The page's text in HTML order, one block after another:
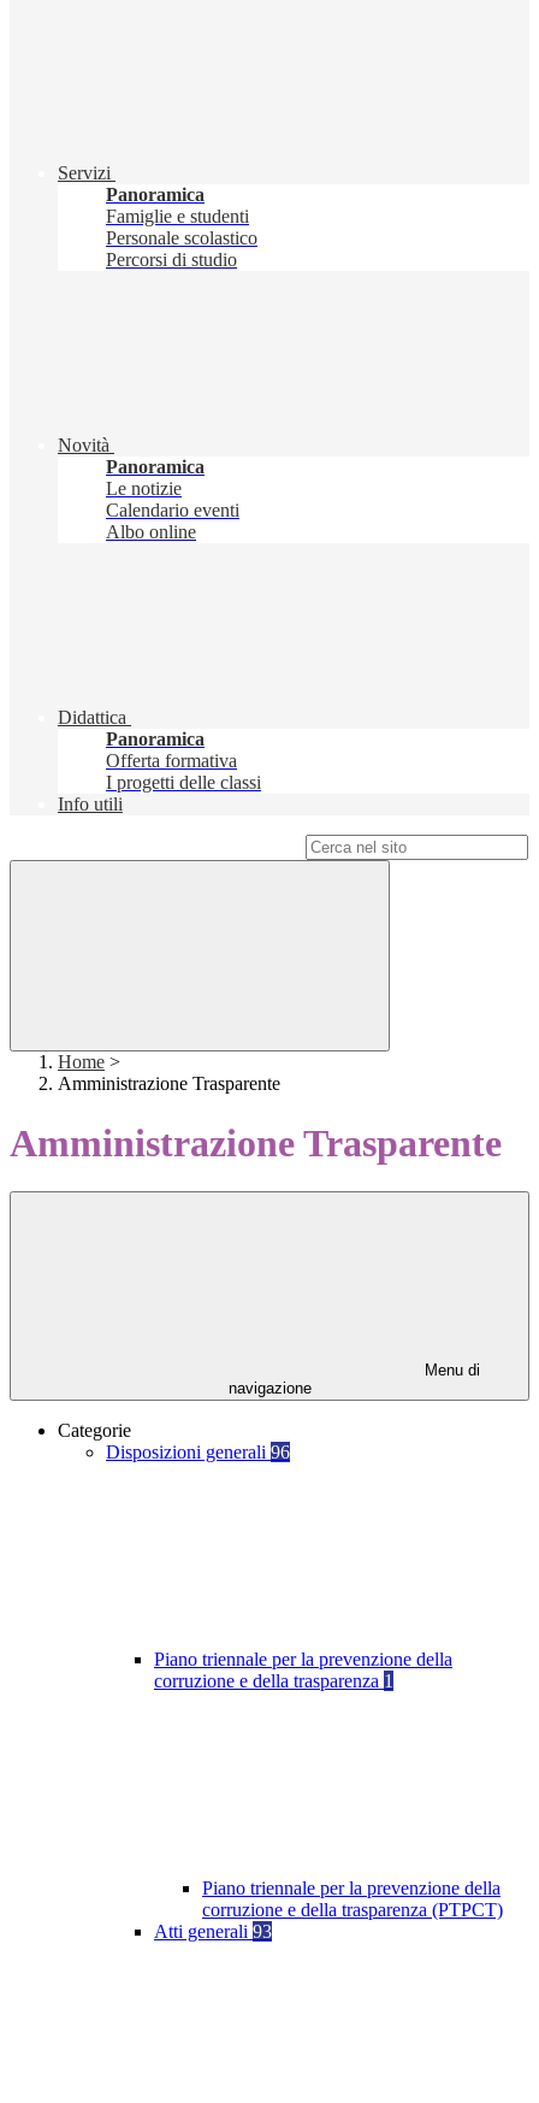
Servizi
Panoramica
Famiglie e studenti
Personale scolastico
Percorsi di studio
Novità
Panoramica
Le notizie
Calendario eventi
Albo online
Didattica
Panoramica
Offerta formativa
I progetti delle classi
Info utili
Home >
Amministrazione Trasparente
Amministrazione Trasparente
Menu di
navigazione
Categorie
Disposizioni generali 96
Piano triennale per la prevenzione della
corruzione e della trasparenza 1
Piano triennale per la prevenzione della
corruzione e della trasparenza (PTPCT)
Atti generali 93